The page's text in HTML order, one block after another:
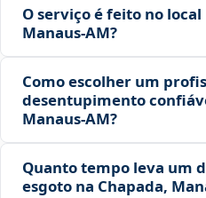
O serviço é feito no local
Manaus‑AM?
Como escolher um
desentupimento
Manaus‑AM?
Quanto tempo leva um
esgoto na Chapada,